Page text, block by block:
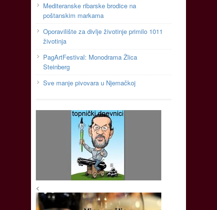
Mediteranske ribarske brodice na
poštanskim markama
Oporavilište za divlje životinje primilo 1011
životinja
PagArtFestival: Monodrama Žlica
Steinberg
Sve manje pivovara u Njemačkoj
<